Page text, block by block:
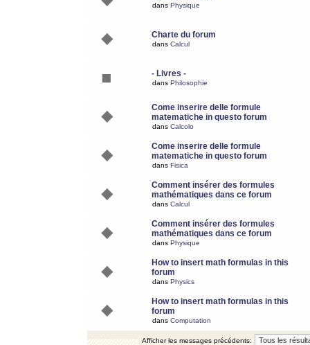
dans Physique
Charte du forum
dans Calcul
- Livres -
dans Philosophie
Come inserire delle formule
matematiche in questo forum
dans Calcolo
Come inserire delle formule
matematiche in questo forum
dans Fisica
Comment insérer des formules
mathématiques dans ce forum
dans Calcul
Comment insérer des formules
mathématiques dans ce forum
dans Physique
How to insert math formulas in this
forum
dans Physics
How to insert math formulas in this
forum
dans Computation
Afficher les messages précédents: